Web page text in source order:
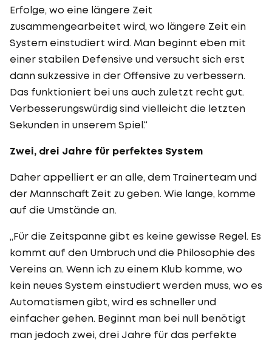
Erfolge, wo eine längere Zeit
zusammengearbeitet wird, wo längere Zeit ein
System einstudiert wird. Man beginnt eben mit
einer stabilen Defensive und versucht sich erst
dann sukzessive in der Offensive zu verbessern.
Das funktioniert bei uns auch zuletzt recht gut.
Verbesserungswürdig sind vielleicht die letzten
Sekunden in unserem Spiel.“
Zwei, drei Jahre für perfektes System
Daher appelliert er an alle, dem Trainerteam und
der Mannschaft Zeit zu geben. Wie lange, komme
auf die Umstände an.
„Für die Zeitspanne gibt es keine gewisse Regel. Es
kommt auf den Umbruch und die Philosophie des
Vereins an. Wenn ich zu einem Klub komme, wo
kein neues System einstudiert werden muss, wo es
Automatismen gibt, wird es schneller und
einfacher gehen. Beginnt man bei null benötigt
man jedoch zwei, drei Jahre für das perfekte